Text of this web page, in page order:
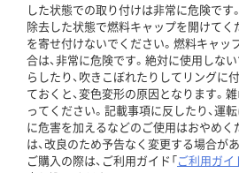
した状態での取り付けは非常に危険です
除去した状態で燃料キャップを開けてく
を寄せ付けないでください。燃料キャッ
合は、非常に危険です。絶対に使用しな
らしたり、吹きこぼれたりしてリングに
ておくと、変色変形の原因となります。
ってください。記載事項に反したり、運
に危害を加えるなどのご使用はおやめく
は、改良のため予告なく変更する場合があ
ご購入の際は、ご利用ガイド「ご利用ガイ